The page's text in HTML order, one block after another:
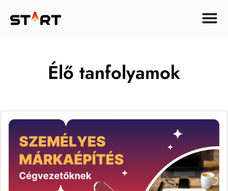
Élő tanfolyamok